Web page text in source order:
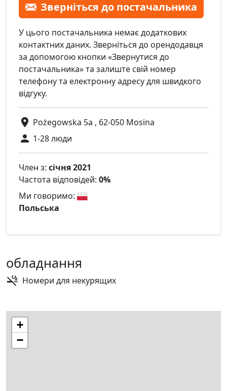
Зверніться до постачальника
У цього постачальника немає додаткових
контактних даних. Зверніться до орендодавця
за допомогою кнопки «Звернутися до
постачальника» та залиште свій номер
телефону та електронну адресу для швидкого
відгуку.
Pożegowska 5a , 62-050 Mosina
1-28 люди
Член з: січня 2021
Частота відповідей: 0%
Ми говоримо:
Польська
обладнання
Номери для некурящих
+
−